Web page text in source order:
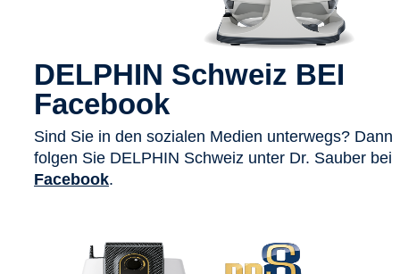
DELPHIN Schweiz BEI
Facebook
Sind Sie in den sozialen Medien unterwegs? Dann
folgen Sie DELPHIN Schweiz unter Dr. Sauber bei
Facebook.